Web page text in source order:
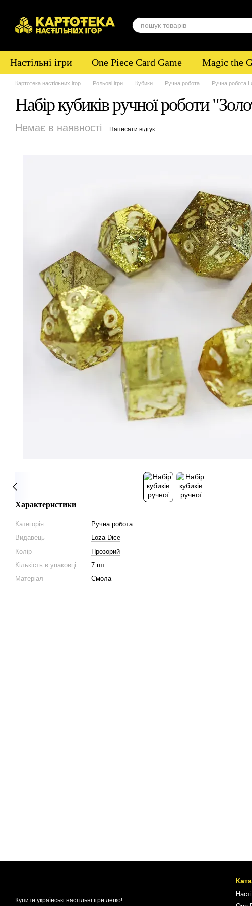
Настільні ігри One Piece Card Game Magic the
Картотека настільних ігор Рольові ігри Кубики Ручна робота Ручна робота
Набір кубиків ручної роботи
Немає в наявності Написати відгук
Характеристики
Категорія
Ручна робота
Видавець
Loza Dice
Колір
Прозорий
Кількість в упаковці
7 шт.
Матеріал
Смола
Купити українські настільні ігри легко!